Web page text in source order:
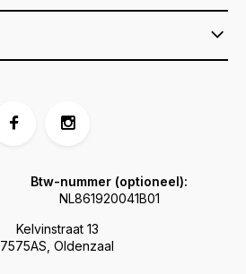
Kelvinstraat 13
7575AS, Oldenzaal
Btw-nummer (optioneel):
NL861920041B01